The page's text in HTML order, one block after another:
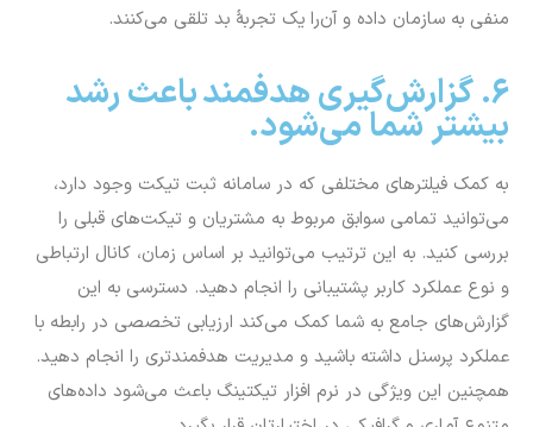
منفی به سازمان داده و آن‌را یک تجربۀ بد تلقی می‌کنند.
6. گزارش‌گیری هدفمند باعث رشد
بیشتر شما می‌شود.
به کمک فیلترهای مختلفی که در سامانه ثبت تیکت وجود دارد،
می‌توانید تمامی سوابق مربوط به مشتریان و تیکت‌های قبلی را
بررسی کنید. به این ترتیب می‌توانید بر اساس زمان، کانال ارتباطی
و نوع عملکرد کاربر پشتیبانی را انجام دهید. دسترسی به این
گزارش‌های جامع به شما کمک می‌کند ارزیابی تخصصی در رابطه با
عملکرد پرسنل داشته باشید و مدیریت هدفمندتری را انجام دهید.
همچنین این ویژگی در نرم افزار تیکتینگ باعث می‌شود داده‌های